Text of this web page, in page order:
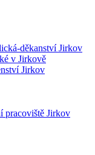
děkanství Jirkov
v Jirkově
Jirkov
pracoviště Jirkov